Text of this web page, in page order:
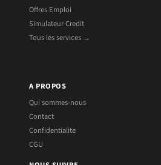
Offres Emploi
Simulateur Credit
Tous les services →
A PROPOS
Qui sommes-nous
Contact
Confidentialite
CGU